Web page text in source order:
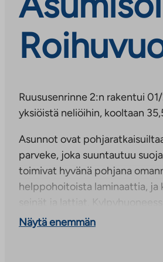
Ruususenrinne 2:n rakentui
yksiöistä neliöihin, kooltaan
Asunnot ovat
parveke, joka suuntautuu
toimivat hyvänä pohjana
helppohoitoista laminaattia,
seinät ja lattiat.
pesutornille, ja säilytystilaa on
Näytä enemmän